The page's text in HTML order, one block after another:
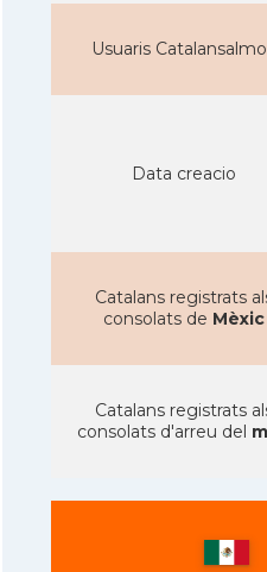
Usuaris
Data creacio
Catalans registrats
consolats de Mèxic
Catalans registrats
consolats d'arreu del